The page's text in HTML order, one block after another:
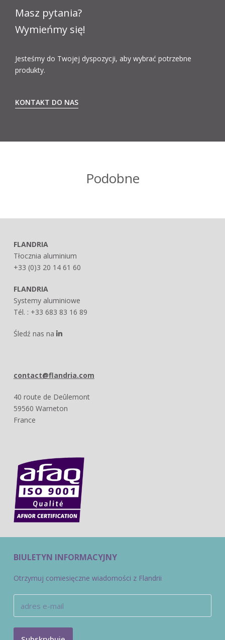
Masz pytania?
Wymieńmy się!
Jesteśmy do Twojej dyspozycji, aby wybrać potrzebne
produkty.
KONTAKT DO NAS
Podobne
FLANDRIA
Tłocznia aluminium
+33 (0)3 20 14 61 60
FLANDRIA
Systemy aluminiowe
Tél. : +33 683 83 16 89
Śledź nas na
contact@flandria.com
40 route de Deûlemont
59560 Warneton
France
BIULETYN INFORMACYJNY
Otrzymuj comiesięczne wiadomości z Flandrii